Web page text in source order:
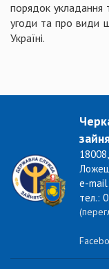
порядок укладання
угоди та про види
Україні.
e-
тел.: